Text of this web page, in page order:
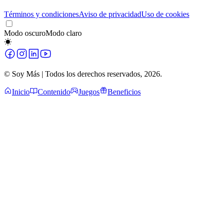
Términos y condicionesAviso de privacidadUso de cookies
Modo oscuroModo claro
© Soy Más | Todos los derechos reservados, 2026.
Inicio Contenido Juegos Beneficios